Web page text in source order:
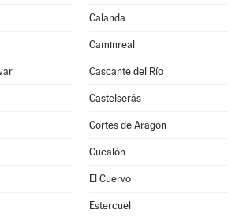
Calanda
Caminreal
Cascante del Río
Castelserás
Cortes de Aragón
Cucalón
El Cuervo
Estercuel